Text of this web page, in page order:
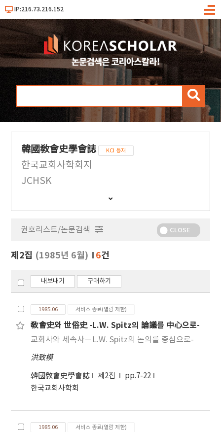
IP:216.73.216.152
메
검
韓國敎會史學會誌 KCI 등재
한국교회사학회지
JCHSK
간
행
권호리스트/논문검색 CLOSE
제2집 (1985년 6월) 6건
내보내기 구매하기
1985.06 서비스 종료(열람 제한)
敎會史와 世俗史 -L.W. Spitz의 論議를 中心으로-
교회사와 세속사－L.W. Spitz의 논의를 중심으로-
洪致模
韓國敎會史學會誌 제2집
pp.7-22
한국교회사학회
1985.06 서비스 종료(열람 제한)